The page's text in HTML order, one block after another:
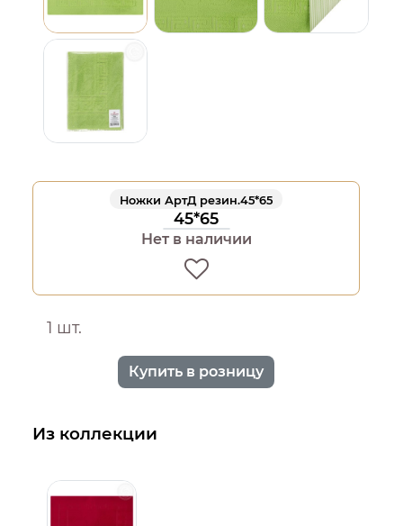
Ножки АртД резин.45*65
45*65
Нет в наличии
1 шт.
Купить в розницу
Из коллекции